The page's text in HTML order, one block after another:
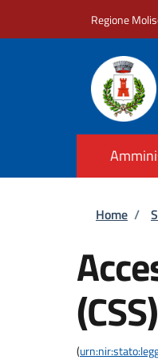
Regione
Home /
(CSS)
(